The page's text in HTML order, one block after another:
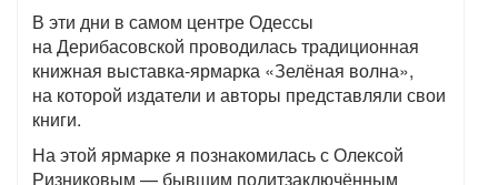
В эти дни в самом центре Одессы
на Дерибасовской проводилась традиционная
книжная выставка-ярмарка «Зелёная волна»,
на которой издатели и авторы представляли свои
книги.
На этой ярмарке я познакомилась с Олексой
Ризниковым — бывшим политзаключённым